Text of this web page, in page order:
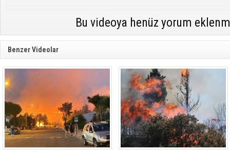
Bu videoya henüz yorum
Benzer Videolar